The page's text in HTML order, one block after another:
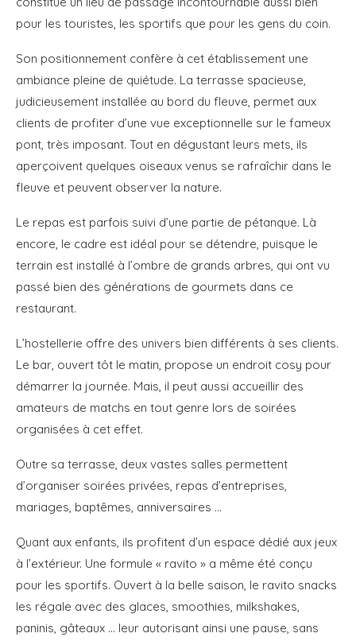
pour les touristes, les sportifs que pour les gens du coin.
Son positionnement confère à cet établissement une
ambiance pleine de quiétude. La terrasse spacieuse,
judicieusement installée au bord du fleuve, permet aux
clients de profiter d’une vue exceptionnelle sur le fameux
pont, très imposant. Tout en dégustant leurs mets, ils
aperçoivent quelques oiseaux venus se rafraîchir dans le
fleuve et peuvent observer la nature.
Le repas est parfois suivi d’une partie de pétanque. Là
encore, le cadre est idéal pour se détendre, puisque le
terrain est installé à l’ombre de grands arbres, qui ont vu
passé bien des générations de gourmets dans ce
restaurant.
L’hostellerie offre des univers bien différents à ses clients.
Le bar, ouvert tôt le matin, propose un endroit cosy pour
démarrer la journée. Mais, il peut aussi accueillir des
amateurs de matchs en tout genre lors de soirées
organisées à cet effet.
Outre sa terrasse, deux vastes salles permettent
d’organiser soirées privées, repas d’entreprises,
mariages, baptêmes, anniversaires …
Quant aux enfants, ils profitent d’un espace dédié aux jeux
à l’extérieur. Une formule « ravito » a même été conçu
pour les sportifs. Ouvert à la belle saison, le ravito snacks
les régale avec des glaces, smoothies, milkshakes,
paninis, gâteaux … leur autorisant ainsi une pause, sans